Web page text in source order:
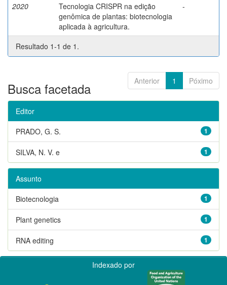
2020
Tecnologia CRISPR na edição
genômica de plantas: biotecnologia
aplicada à agricultura.
-
Resultado 1-1 de 1.
Anterior 1 Póximo
Busca facetada
Editor
1
PRADO, G. S.
1
SILVA, N. V. e
Assunto
1
Biotecnologia
1
Plant genetics
1
RNA editing
Indexado por